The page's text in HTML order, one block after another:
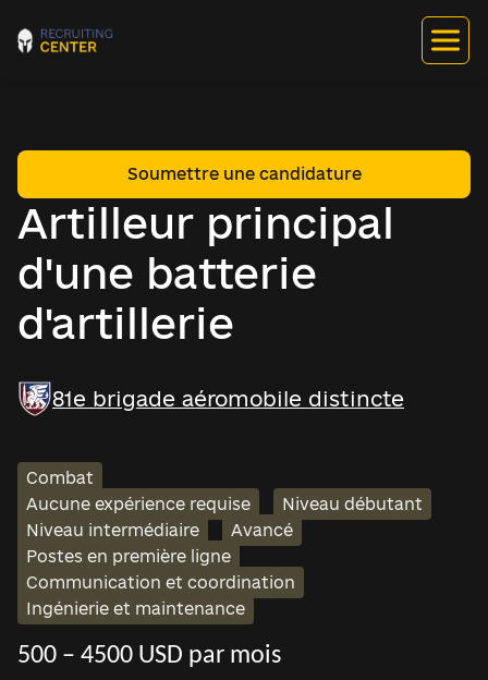
Artilleur principal
d'une batterie
d'artillerie
Soumettre une candidature
81e brigade aéromobile distincte
Combat
Aucune expérience requise
Niveau débutant
Niveau intermédiaire
Avancé
Postes en première ligne
Communication et coordination
Ingénierie et maintenance
500 – 4500 USD par mois